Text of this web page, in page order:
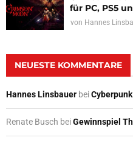
für PC, PS5
von Hannes
NEUESTE KOMMENTARE
Hannes Linsbauer bei
Renate Busch beiGewinnspiel